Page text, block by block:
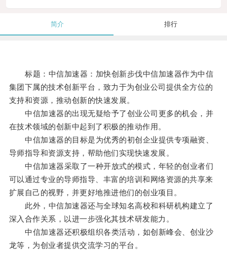
简介 排行
标题：中信加速器：加快创新步伐中信加速器作为中信
集团下属的技术创新平台，致力于为创业公司提供全方位的
支持和资源，推动创新的快速发展。
中信加速器的出现无疑给予了创业公司更多的机会，并
在技术领域的创新中起到了积极的推动作用。
中信加速器的目标是为优秀的初创企业提供专项融资、
导师指导和资源支持，帮助他们实现快速发展。
中信加速器采取了一种开放式的模式，年轻的创业者们
可以通过专业的导师指导、丰富的培训和网络资源的共享来
扩展自己的视野，并更好地推进他们的创业项目。
此外，中信加速器还与全球知名高校和科研机构建立了
深入合作关系，以进一步强化其技术研发能力。
中信加速器还积极组织各类活动，如创新峰会、创业沙
龙等，为创业者提供交流学习的平台。